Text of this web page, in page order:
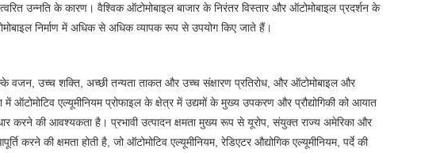
उन्नति के कारण। वैश्विक ऑटोमोबाइल बाजार के निरंतर विस्तार और ऑटोमोबाइल प्रदर्शन के
निर्माण में अधिक से अधिक व्यापक रूप से उपयोग किए जाते हैं।
वजन, उच्च शक्ति, अच्छी तन्यता ताकत और उच्च संक्षारण प्रतिरोध, और ऑटोमोबाइल और
में ऑटोमोटिव एल्यूमीनियम प्रोफाइल के क्षेत्र में उद्यमों के मुख्य उपकरण और प्रौद्योगिकी को आयात
करने की आवश्यकता है। प्रभावी उत्पादन क्षमता मुख्य रूप से यूरोप, संयुक्त राज्य अमेरिका और
करने की क्षमता होती है, जो ऑटोमोटिव एल्यूमीनियम, रेडिएटर औद्योगिक एल्यूमीनियम, पर्दे की